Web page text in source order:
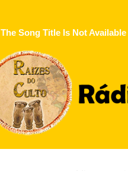
The Song Title Is Not Available